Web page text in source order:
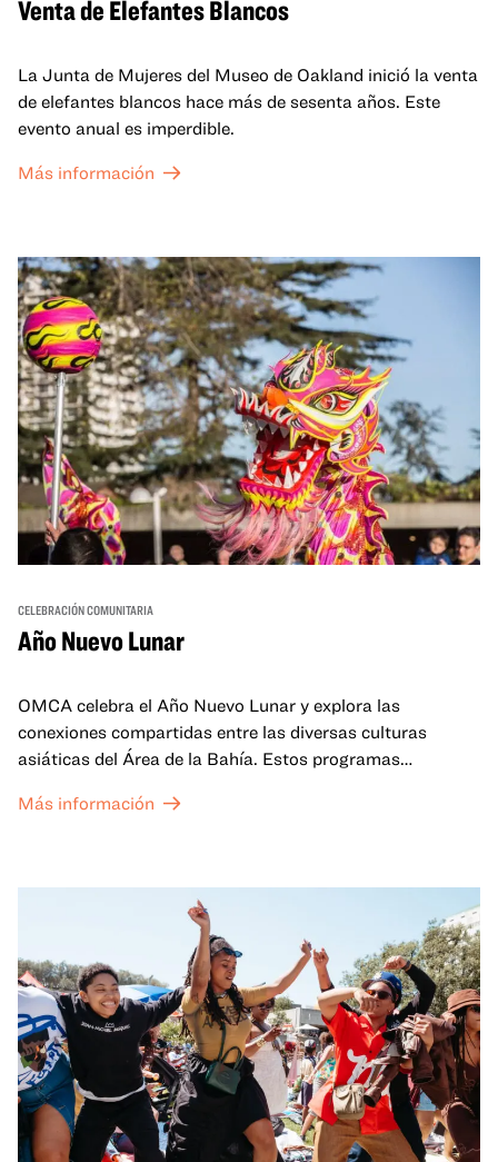
Venta de Elefantes Blancos
La Junta de Mujeres del Museo de Oakland inició la venta
de elefantes blancos hace más de sesenta años. Este
evento anual es imperdible.
Más información
CELEBRACIÓN COMUNITARIA
Año Nuevo Lunar
OMCA celebra el Año Nuevo Lunar y explora las
conexiones compartidas entre las diversas culturas
asiáticas del Área de la Bahía. Estos programas
celebran y honran las tradiciones del Año Nuevo Lunar a
un espacio para que nuestras comunidades AAPI se
reúnan y se eleven mutuamente con círculos de curación
tanto presenciales como virtuales.
Más información